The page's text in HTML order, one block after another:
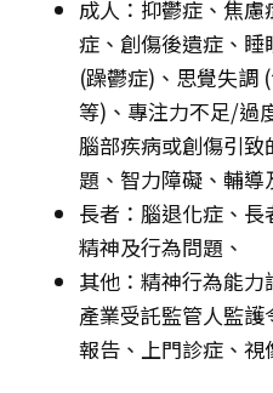
成人：抑鬱症、焦
症、創傷後遺症、
(躁鬱症)、思覺失調
等)、專注力不足/過
腦部疾病或創傷引
題、智力障礙、輔導
長者：腦退化症、長
精神及行為問題、
其他：精神行為能
產業受託監管人監
報告、上門診症、視